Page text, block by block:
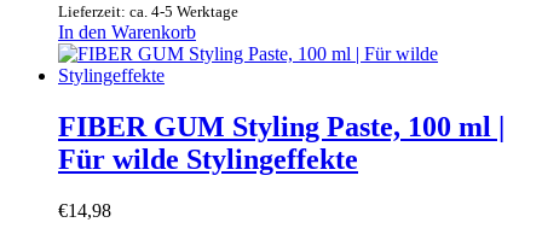
Lieferzeit: ca. 4-5 Werktage
In den Warenkorb
FIBER GUM Styling Paste, 100 ml |
Für wilde Stylingeffekte
€14,98